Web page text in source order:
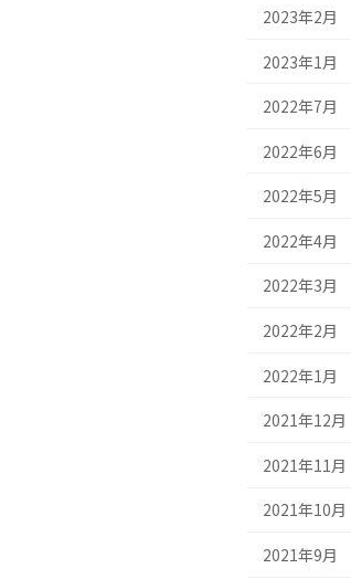
2023年2月
2023年1月
2022年7月
2022年6月
2022年5月
2022年4月
2022年3月
2022年2月
2022年1月
2021年12月
2021年11月
2021年10月
2021年9月